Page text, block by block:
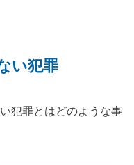
い犯罪
犯罪とはどのような事